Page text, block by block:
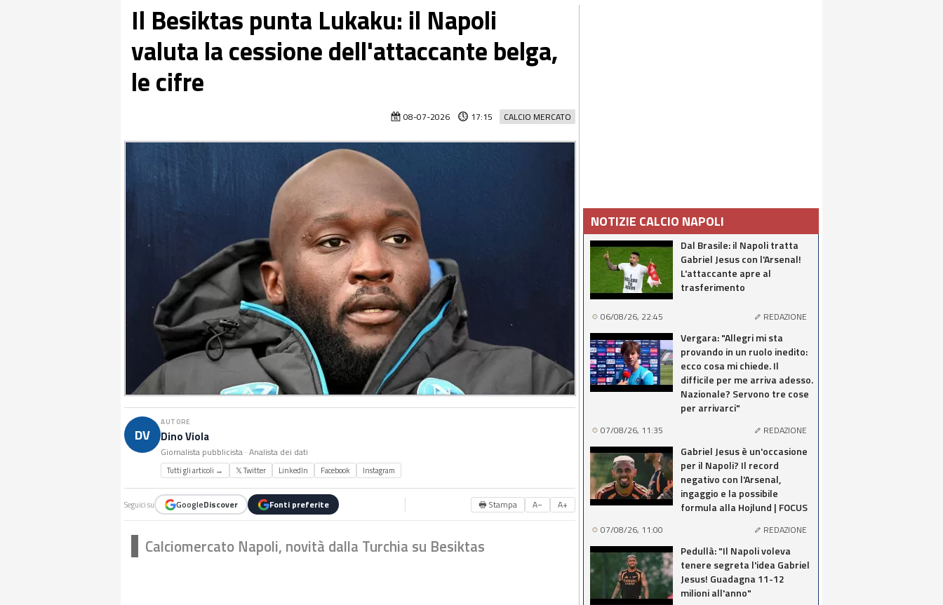
Il Besiktas punta Lukaku: il Napoli
valuta la cessione dell'attaccante belga,
le cifre
CALCIO MERCATO
08-07-2026 17:15
DV
AUTORE
Dino Viola
Giornalista pubblicista · Analista dei dati
Tutti gli articoli → 𝕏 Twitter LinkedIn Facebook Instagram
Seguici su GoogleDiscover Fonti preferite 🖶 Stampa A− A+
Calciomercato Napoli, novità dalla Turchia su Besiktas
NOTIZIE CALCIO NAPOLI
Dal Brasile: il Napoli tratta
Gabriel Jesus con l'Arsenal!
L'attaccante apre al
trasferimento
06/08/26, 22:45 REDAZIONE
Vergara: "Allegri mi sta
provando in un ruolo inedito:
ecco cosa mi chiede. Il
difficile per me arriva adesso.
Nazionale? Servono tre cose
per arrivarci"
07/08/26, 11:35 REDAZIONE
Gabriel Jesus è un'occasione
per il Napoli? Il record
negativo con l'Arsenal,
ingaggio e la possibile
formula alla Hojlund | FOCUS
07/08/26, 11:00 REDAZIONE
Pedullà: "Il Napoli voleva
tenere segreta l'idea Gabriel
Jesus! Guadagna 11-12
milioni all'anno"